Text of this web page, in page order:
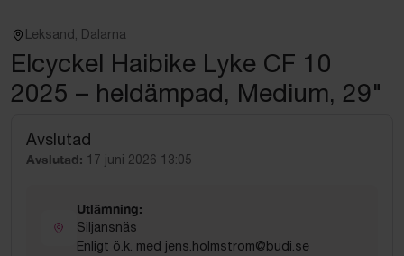
Leksand, Dalarna
Elcyckel Haibike Lyke CF 10
2025 – heldämpad, Medium, 29"
Avslutad
Avslutad: 17 juni 2026 13:05
Utlämning:
Siljansnäs
Enligt ö.k. med jens.holmstrom@budi.se